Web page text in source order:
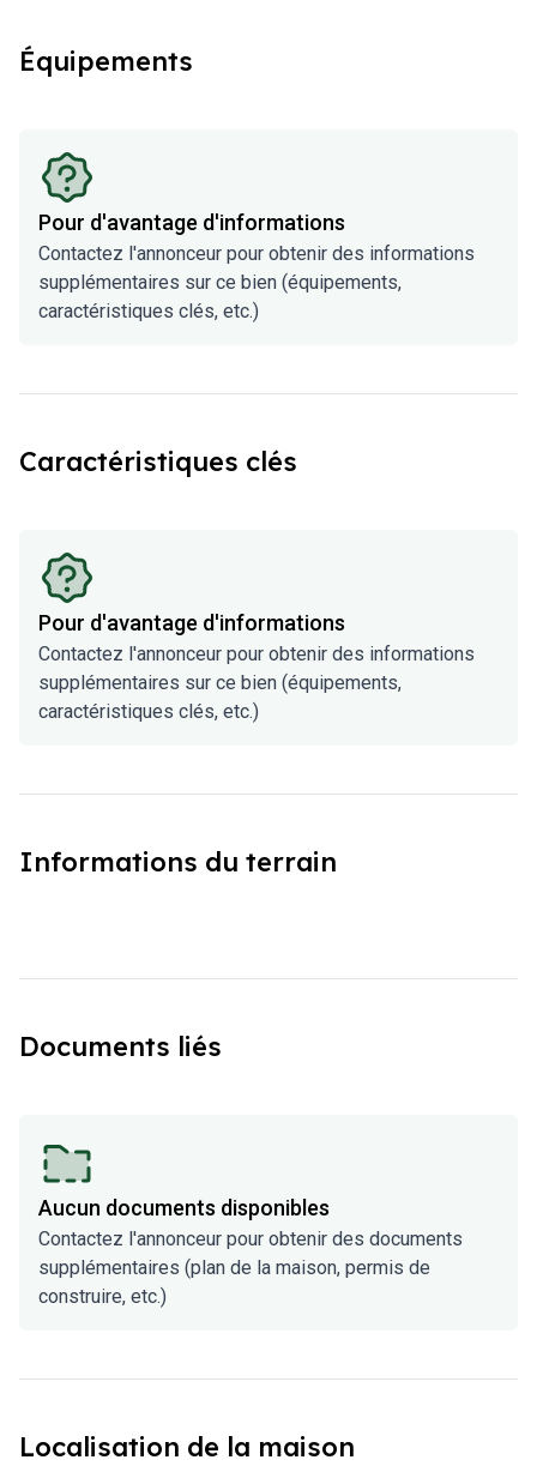
Équipements
Pour d'avantage d'informations
Contactez l'annonceur pour obtenir des informations
supplémentaires sur ce bien (équipements,
caractéristiques clés, etc.)
Caractéristiques clés
Pour d'avantage d'informations
Contactez l'annonceur pour obtenir des informations
supplémentaires sur ce bien (équipements,
caractéristiques clés, etc.)
Informations du terrain
Documents liés
Aucun documents disponibles
Contactez l'annonceur pour obtenir des documents
supplémentaires (plan de la maison, permis de
construire, etc.)
Localisation de la maison